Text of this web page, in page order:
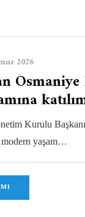
2026
Osmaniye
Kurulu
modern yaşam…